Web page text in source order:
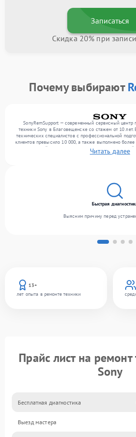
Записаться
Скидка 20% при
Почему выбирают
SonyRemSupport — современный сервисный
техники Sony в Благовещенске со стажем от 10
технических специалистов с профессиональной
клиентов превысило 10 000, а также выполнено
сервисный центр поступает более 300
широким спектром неисправностей и предлагаем
Читать далее
13+
лет опыта в ремонте техники
Быстрая
Выясним причину перед
Прайс лист на ремонт
Sony
Бесплатная диагностика
Выезд мастера